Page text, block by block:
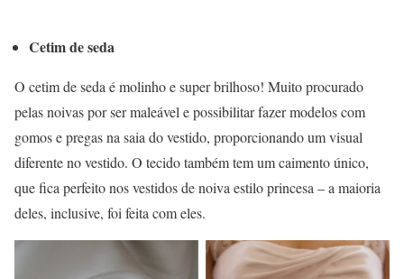
Cetim de seda
O cetim de seda é molinho e super brilhoso! Muito procurado
pelas noivas por ser maleável e possibilitar fazer modelos com
gomos e pregas na saia do vestido, proporcionando um visual
diferente no vestido. O tecido também tem um caimento único,
que fica perfeito nos vestidos de noiva estilo princesa – a maioria
deles, inclusive, foi feita com eles.